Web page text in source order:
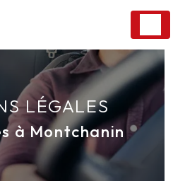
LÉGALES
à Montchanin